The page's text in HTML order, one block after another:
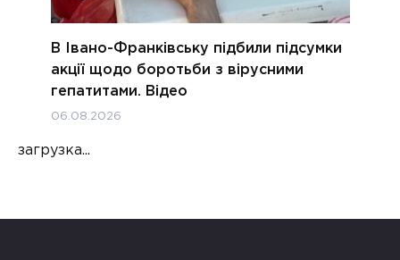
В Івано-Франківську підбили підсумки
акції щодо боротьби з вірусними
гепатитами. Відео
06.08.2026
загрузка...